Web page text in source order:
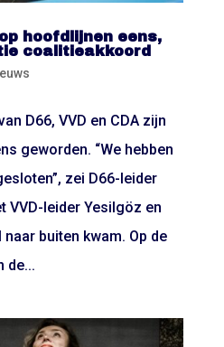
op hoofdlijnen eens,
coalitieakkoord
D66, VVD en CDA zijn
geworden. “We hebben
zei D66-leider
VVD-leider Yesilgöz en
buiten kwam. Op de
de...